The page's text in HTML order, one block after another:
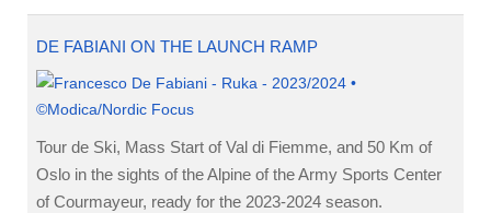
DE FABIANI ON THE LAUNCH RAMP
Tour de Ski, Mass Start of Val di Fiemme, and 50 Km of
Oslo in the sights of the Alpine of the Army Sports Center
of Courmayeur, ready for the 2023-2024 season.